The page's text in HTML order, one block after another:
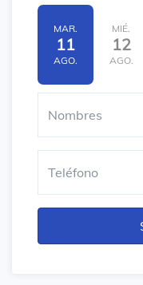
MAR.
11
AGO.
MIÉ.
12
AGO.